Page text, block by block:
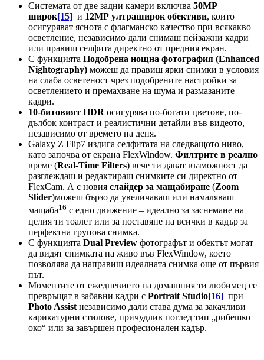
Системата от две задни камери включва 50МР
широк[15] и 12МР ултраширок обективи, които
осигуряват яснота с флагманско качество при всякакво
осветление, независимо дали снимаш пейзажни кадри
или правиш селфита директно от предния екран.
С функцията Подобрена нощна фотография (Enhanced
Nightography) можеш да правиш ярки снимки в условия
на слаба осветеност чрез подобрените настройки за
осветлението и премахване на шума и размазаните
кадри.
10-битовият HDR осигурява по-богати цветове, по-
дълбок контраст и реалистични детайли във видеото,
независимо от времето на деня.
Galaxy Z Flip7 издига селфитата на следващото ниво,
като започва от екрана FlexWindow. Филтрите в реално
време (Real-Time Filters) вече ти дават възможност да
разглеждаш и редактираш снимките си директно от
FlexCam. А с новия слайдер за мащабиране (Zoom
Slider)можеш бързо да увеличаваш или намаляваш
мащаба16 с едно движение – идеално за заснемане на
целия ти тоалет или за поставяне на всички в кадър за
перфектна групова снимка.
С функцията Dual Preview фотографът и обектът могат
да видят снимката на живо във FlexWindow, което
позволява да направиш идеалната снимка още от първия
път.
Моментите от ежедневието на домашния ти любимец се
превръщат в забавни кадри с Portrait Studio[16] при
Photo Assist независимо дали става дума за закачливи
карикатурни стилове, причудлив поглед тип „рибешко
око“ или за завършен професионален кадър.